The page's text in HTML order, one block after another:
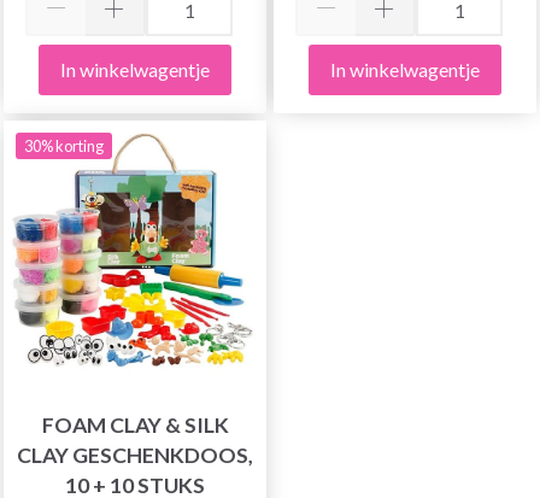
In winkelwagentje In winkelwagentje
30% korting
FOAM CLAY & SILK
CLAY GESCHENKDOOS,
10 + 10 STUKS